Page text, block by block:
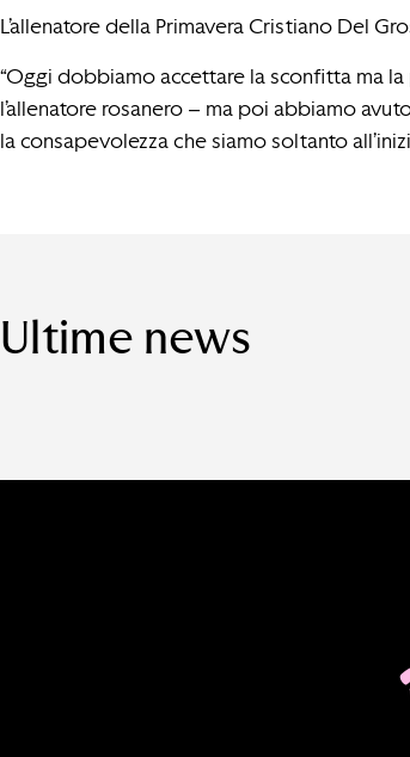
L’allenatore della Primavera Cristiano Del
“Oggi dobbiamo accettare la sconfitta ma
l’allenatore rosanero – ma poi abbiamo
la consapevolezza che siamo soltanto
Ultime news